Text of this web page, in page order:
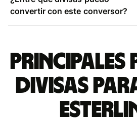
convertir con este conversor?
Principales
divisas